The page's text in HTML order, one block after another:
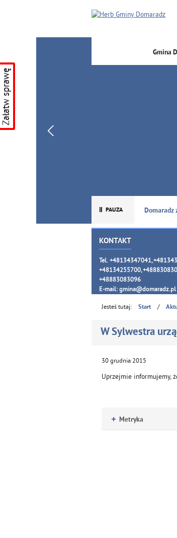
Gmina
Domaradz
KONTAKT
Tel. +48134347041,
+48134255700,
+48883083096
E-mail: gmina@domaradz.pl
Załatw sprawę
Jesteś tutaj: Start /
W Sylwestra
30 grudnia 2015
Uprzejmie informujemy,
Metryka